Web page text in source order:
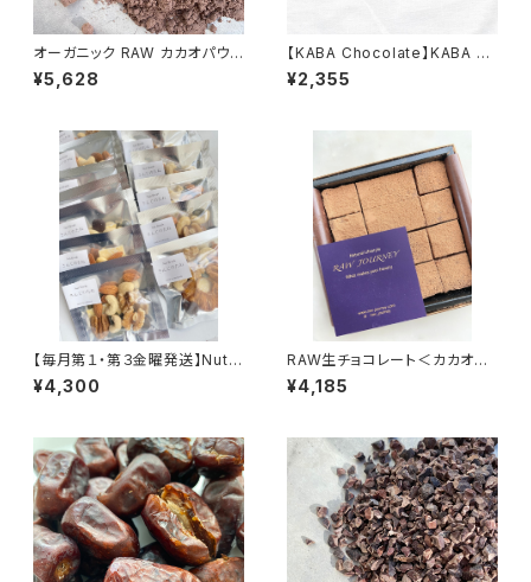
オーガニック RAW カカオパウダ
ー 480g／エクアドル産アリバ
種 非アルカリ処理
¥5,628
【KABA Chocolate】KABA カ
カオ80％ ※冷蔵便
¥2,355
【毎月第１・第３金曜発送】Nut B
reak「さんじのたね」（ナッツ＆カ
カオ）15袋入り
¥4,300
RAW生チョコレート＜カカオ味
＞ 16個入り ※冷蔵便
¥4,185